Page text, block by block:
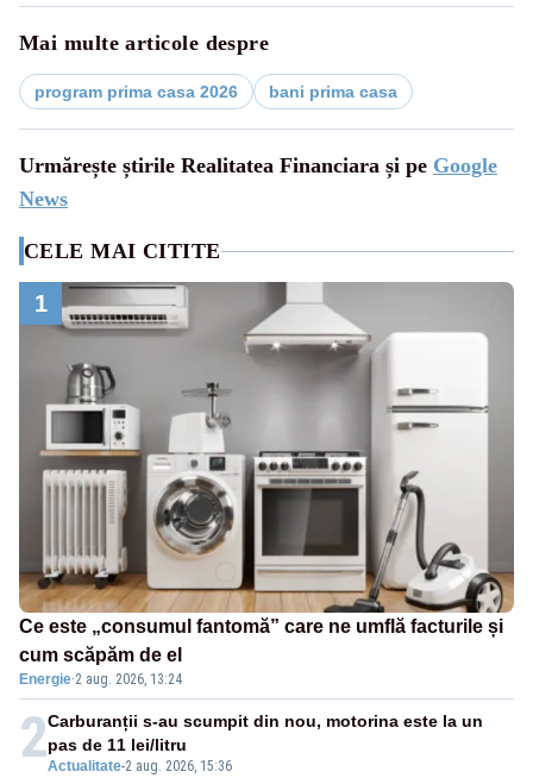
Mai multe articole despre
program prima casa 2026 bani prima casa
Urmărește știrile Realitatea Financiara și pe Google
News
CELE MAI CITITE
1
Ce este „consumul fantomă” care ne umflă facturile și
cum scăpăm de el
Energie·2 aug. 2026, 13:24
2Actualitate-2 aug. 2026, 15:36
Carburanții s-au scumpit din nou, motorina este la un
pas de 11 lei/litru